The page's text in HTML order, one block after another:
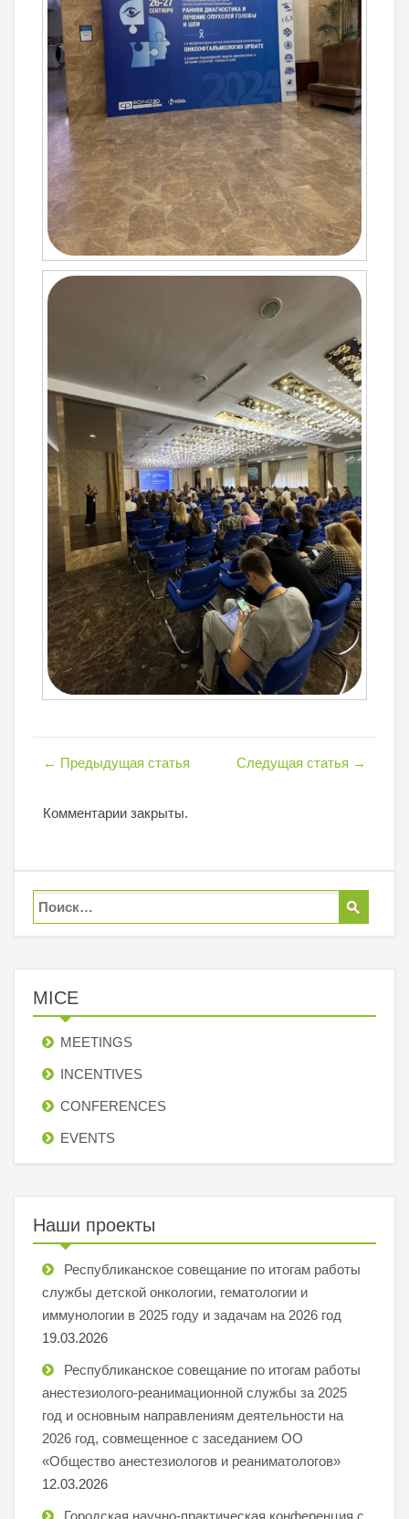
← Предыдущая статья Следущая статья →
Комментарии закрыты.
MICE
MEETINGS
INCENTIVES
СONFERENCES
EVENTS
Наши проекты
Республиканское совещание по итогам работы
службы детской онкологии, гематологии и
иммунологии в 2025 году и задачам на 2026 год
19.03.2026
Республиканское совещание по итогам работы
анестезиолого-реанимационной службы за 2025
год и основным направлениям деятельности на
2026 год, совмещенное с заседанием ОО
«Общество анестезиологов и реаниматологов»
12.03.2026